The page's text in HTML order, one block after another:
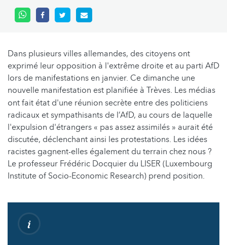
Dans plusieurs villes allemandes, des citoyens ont
exprimé leur opposition à l'extrême droite et au parti AfD
lors de manifestations en janvier. Ce dimanche une
nouvelle manifestation est planifiée à Trèves. Les médias
ont fait état d'une réunion secrète entre des politiciens
radicaux et sympathisants de l’AfD, au cours de laquelle
l'expulsion d'étrangers « pas assez assimilés » aurait été
discutée, déclenchant ainsi les protestations. Les idées
racistes gagnent-elles également du terrain chez nous ?
Le professeur Frédéric Docquier du LISER (Luxembourg
Institute of Socio-Economic Research) prend position.